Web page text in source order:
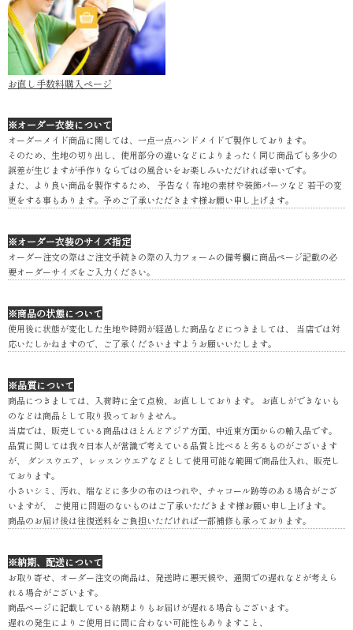
お直し手数料購入ページ
※オーダー衣装について
オーダーメイド商品に関しては、一点一点ハンドメイドで製作しております。
そのため、生地の切り出し、使用部分の違いなどによりまったく同じ商品でも多少の
誤差が生じますが手作りならではの風合いをお楽しみいただければ幸いです。
また、より良い商品を製作するため、 予告なく布地の素材や装飾パーツなど 若干の変
更をする事もあります。予めご了承いただきます様お願い申し上げます。
※オーダー衣装のサイズ指定
オーダー注文の際はご注文手続きの際の入力フォームの備考欄に商品ページ記載の必
要オーダーサイズをご入力ください。
※商品の状態について
使用後に状態が変化した生地や時間が経過した商品などにつきましては、 当店では対
応いたしかねますので、ご了承くださいますようお願いいたします。
※品質について
商品につきましては、入荷時に全て点検、お直ししております。 お直しができないも
のなどは商品として取り扱っておりません。
当店では、販売している商品はほとんどアジア方面、中近東方面からの輸入品です。
品質に関しては我々日本人が常識で考えている品質と比べると劣るものがございます
が、 ダンスウエア、レッスンウエアなどとして使用可能な範囲で商品仕入れ、販売し
ております。
小さいシミ、汚れ、端などに多少の布のほつれや、チャコール跡等のある場合がござ
いますが、 ご使用に問題のないものはご了承いただきます様お願い申し上げます。
商品のお届け後は往復送料をご負担いただければ一部補修も承っております。
※納期、配送について
お取り寄せ、オーダー注文の商品は、発送時に悪天候や、通関での遅れなどが考えら
れる場合がございます。
商品ページに記載している納期よりもお届けが遅れる場合もございます。
遅れの発生によりご使用日に間に合わない可能性もありますこと、